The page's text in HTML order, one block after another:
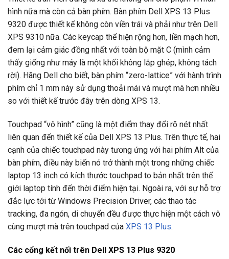
hình nữa mà còn cả bàn phím. Bàn phím Dell XPS 13 Plus
9320 được thiết kế không còn viền trái và phải như trên Dell
XPS 9310 nữa. Các keycap thể hiện rộng hơn, liền mạch hơn,
đem lại cảm giác đồng nhất với toàn bộ mặt C (mình cảm
thấy giống như máy là một khối không lắp ghép, không tách
rời). Hãng Dell cho biết, bàn phím “zero-lattice” với hành trình
phím chỉ 1 mm này sử dụng thoải mái và mượt mà hơn nhiều
so với thiết kế trước đây trên dòng XPS 13.
Touchpad “vô hình” cũng là một điểm thay đổi rõ nét nhất
liên quan đến thiết kế của Dell XPS 13 Plus. Trên thực tế, hai
cạnh của chiếc touchpad này tương ứng với hai phím Alt của
bàn phím, điều này biến nó trở thành một trong những chiếc
laptop 13 inch có kích thước touchpad to bản nhất trên thế
giới laptop tính đến thời điểm hiện tại. Ngoài ra, với sự hỗ trợ
đắc lực tới từ Windows Precision Driver, các thao tác
tracking, đa ngón, di chuyển đều được thực hiện một cách vô
cùng mượt mà trên touchpad của XPS 13 Plus.
Các cổng kết nối trên Dell XPS 13 Plus 9320